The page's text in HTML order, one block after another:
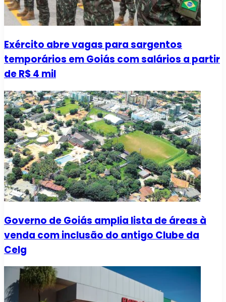
Exército abre vagas para sargentos
temporários em Goiás com salários a partir
de R$ 4 mil
Governo de Goiás amplia lista de áreas à
venda com inclusão do antigo Clube da
Celg